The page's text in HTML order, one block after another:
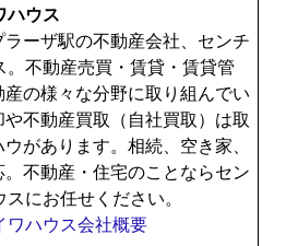
ハウス
ーザ駅の不動産会社、センチ
。不動産売買・賃貸・賃貸管
の様々な分野に取り組んでい
不動産買取（自社買取）は取
があります。相続、空き家、
不動産・住宅のことならセン
にお任せください。
ハウス会社概要